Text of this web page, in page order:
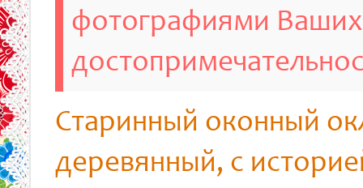
фотографиями Ваших
Старинный оконный
деревянный, с